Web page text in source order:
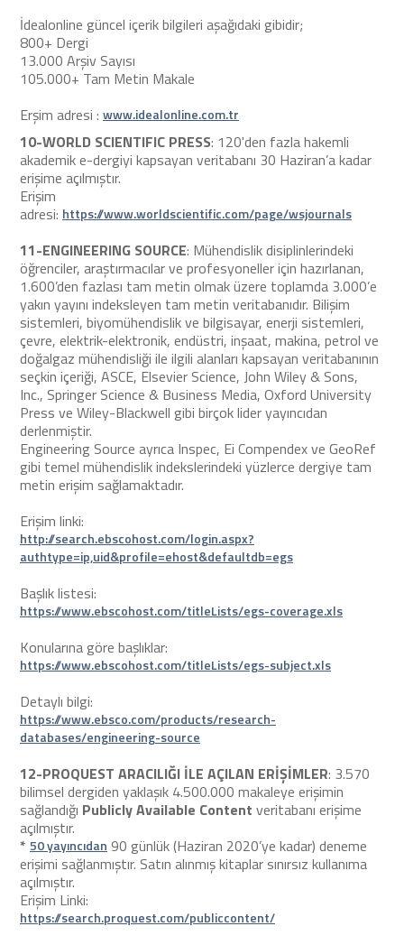
İdealonline güncel içerik bilgileri aşağıdaki gibidir;
800+ Dergi
13.000 Arşiv Sayısı
105.000+ Tam Metin Makale
Erşim adresi : www.idealonline.com.tr
10-WORLD SCIENTIFIC PRESS: 120'den fazla hakemli
akademik e-dergiyi kapsayan veritabanı 30 Haziran’a kadar
erişime açılmıştır.
Erişim
adresi: https://www.worldscientific.com/page/wsjournals
11-ENGINEERING SOURCE: Mühendislik disiplinlerindeki
öğrenciler, araştırmacılar ve profesyoneller için hazırlanan,
1.600’den fazlası tam metin olmak üzere toplamda 3.000’e
yakın yayını indeksleyen tam metin veritabanıdır. Bilişim
sistemleri, biyomühendislik ve bilgisayar, enerji sistemleri,
çevre, elektrik-elektronik, endüstri, inşaat, makina, petrol ve
doğalgaz mühendisliği ile ilgili alanları kapsayan veritabanının
seçkin içeriği, ASCE, Elsevier Science, John Wiley & Sons,
Inc., Springer Science & Business Media, Oxford University
Press ve Wiley-Blackwell gibi birçok lider yayıncıdan
derlenmiştir.
Engineering Source ayrıca Inspec, Ei Compendex ve GeoRef
gibi temel mühendislik indekslerindeki yüzlerce dergiye tam
metin erişim sağlamaktadır.
Erişim linki:
http://search.ebscohost.com/login.aspx?
authtype=ip,uid&profile=ehost&defaultdb=egs
Başlık listesi:
https://www.ebscohost.com/titleLists/egs-coverage.xls
Konularına göre başlıklar:
https://www.ebscohost.com/titleLists/egs-subject.xls
Detaylı bilgi:
https://www.ebsco.com/products/research-
databases/engineering-source
12-PROQUEST ARACILIĞI İLE AÇILAN ERİŞİMLER: 3.570
bilimsel dergiden yaklaşık 4.500.000 makaleye erişimin
sağlandığı Publicly Available Content veritabanı erişime
açılmıştır.
* 50 yayıncıdan 90 günlük (Haziran 2020’ye kadar) deneme
erişimi sağlanmıştır. Satın alınmış kitaplar sınırsız kullanıma
açılmıştır.
Erişim Linki:
https://search.proquest.com/publiccontent/